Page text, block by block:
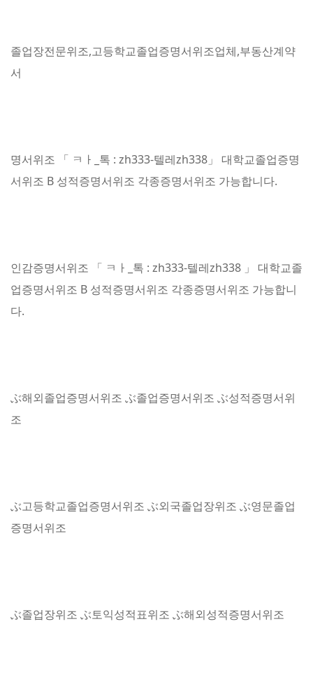
졸업장전문위조,고등학교졸업증명서위조업체,부동산계약
서
명서위조 「 ㅋㅏ_톡 : zh333-텔레zh338」 대학교졸업증명
서위조 B 성적증명서위조 각종증명서위조 가능합니다.
인감증명서위조 「 ㅋㅏ_톡 : zh333-텔레zh338 」 대학교졸
업증명서위조 B 성적증명서위조 각종증명서위조 가능합니
다.
ぶ해외졸업증명서위조 ぶ졸업증명서위조 ぶ성적증명서위
조
ぶ고등학교졸업증명서위조 ぶ외국졸업장위조 ぶ영문졸업
증명서위조
ぶ졸업장위조 ぶ토익성적표위조 ぶ해외성적증명서위조